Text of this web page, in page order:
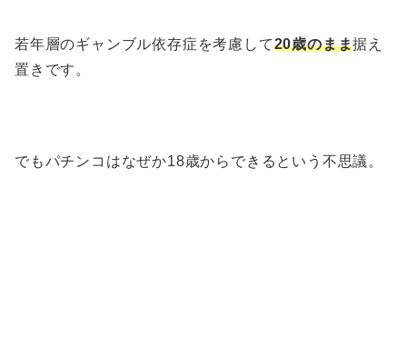
若年層のギャンブル依存症を考慮して20歳のまま据え
置きです。
でもパチンコはなぜか18歳からできるという不思議。